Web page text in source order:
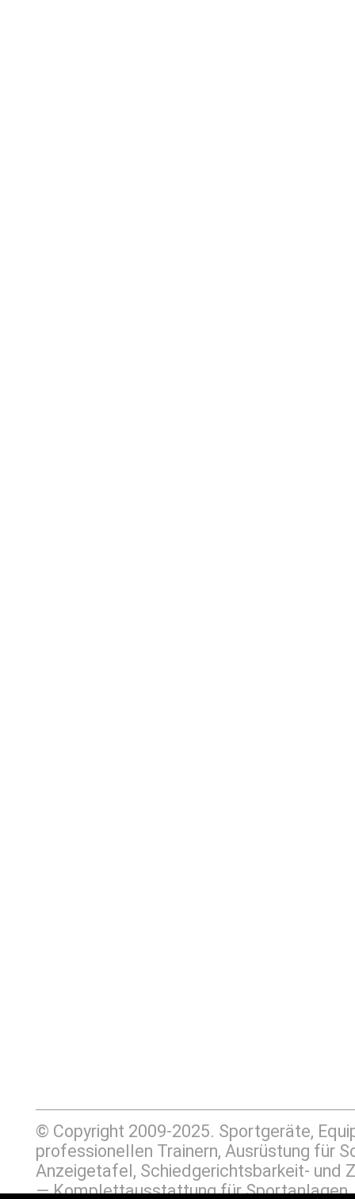
© Copyright 2009-2025. Sportgeräte,
professionellen Trainern, Ausrüstung für
Anzeigetafel, Schiedgerichtsbarkeit- und
— Komplettausstattung für Sportanlagen,